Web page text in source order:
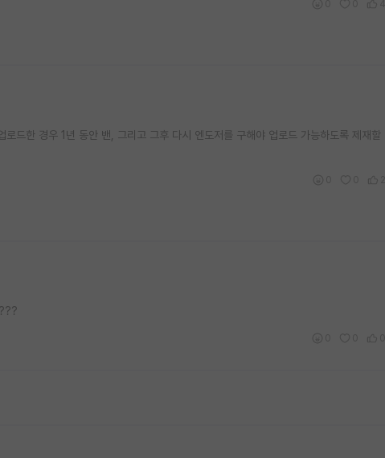
드한 경우 1년 동안 밴, 그리고 그후 다시 엔도저를 구해야 업로드 가능하도록 제재할